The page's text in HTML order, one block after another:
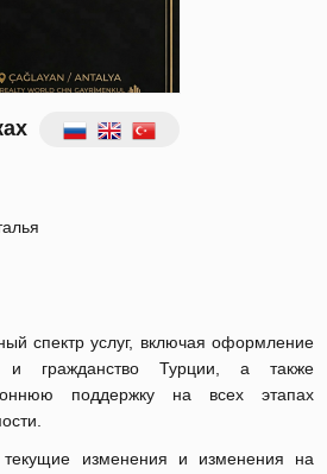
спектр услуг, включая оформление
и гражданство Турции, а также
поддержку на всех этапах
текущие изменения и изменения на